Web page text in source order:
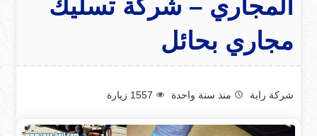
المجاري – شركة تسليك
مجاري بحائل
شركة راية منذ سنة واحدة 1557 زيارة